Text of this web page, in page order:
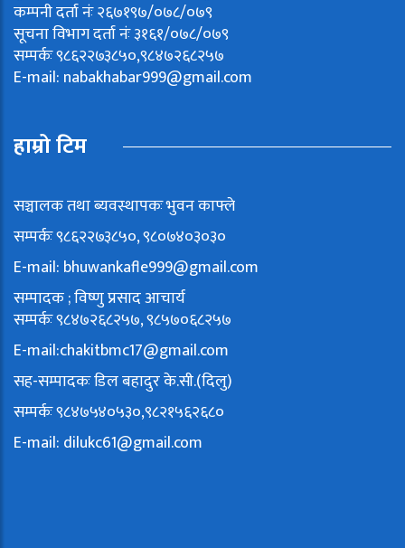
कम्पनी दर्ता नंः २६७१९७/०७८/०७९
सूचना विभाग दर्ता नंः ३१६१/०७८/०७९
सम्पर्कः ९८६२२७३८५०,९८४७२६८२५७
E-mail: nabakhabar999@gmail.com
हाम्रो टिम
सञ्चालक तथा ब्यवस्थापकः भुवन काफ्ले
सम्पर्कः ९८६२२७३८५०, ९८०७४०३०३०
E-mail: bhuwankafle999@gmail.com
सम्पादक ; विष्णु प्रसाद आचार्य
सम्पर्कः ९८४७२६८२५७, ९८५७०६८२५७
E-mail:chakitbmc17@gmail.com
सह-सम्पादकः डिल बहादुर के.सी.(दिलु)
सम्पर्कः ९८४७५४०५३०,९८२१५६२६८०
E-mail: dilukc61@gmail.com